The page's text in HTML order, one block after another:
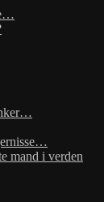
mand i verden